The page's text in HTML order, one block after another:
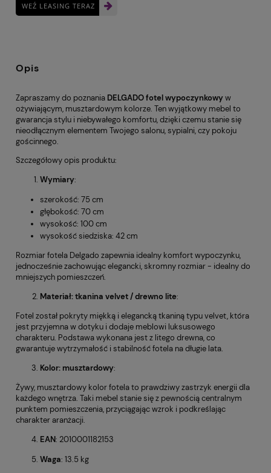
WEŹ LEASING TERAZ
Opis
Zapraszamy do poznania DELGADO fotel wypoczynkowyw
ożywiającym, musztardowym kolorze. Ten wyjątkowy mebel to
gwarancja stylu i niebywałego komfortu, dzięki czemu stanie się
nieodłącznym elementem Twojego salonu, sypialni, czy pokoju
gościnnego.
Szczegółowy opis produktu:
Wymiary:
szerokość: 75 cm
głębokość: 70 cm
wysokość: 100 cm
wysokość siedziska: 42 cm
Rozmiar fotela Delgado zapewnia idealny komfort wypoczynku,
jednocześnie zachowując elegancki, skromny rozmiar - idealny do
mniejszych pomieszczeń.
Materiał: tkanina velvet / drewno lite:
Fotel został pokryty miękką i elegancką tkaniną typu velvet, która
jest przyjemna w dotyku i dodaje meblowi luksusowego
charakteru. Podstawa wykonana jest z litego drewna, co
gwarantuje wytrzymałość i stabilność fotela na długie lata.
Kolor: musztardowy:
Żywy, musztardowy kolor fotela to prawdziwy zastrzyk energii dla
każdego wnętrza. Taki mebel stanie się z pewnością centralnym
punktem pomieszczenia, przyciągając wzrok i podkreślając
charakter aranżacji.
EAN: 2010001182153
Waga: 13.5 kg